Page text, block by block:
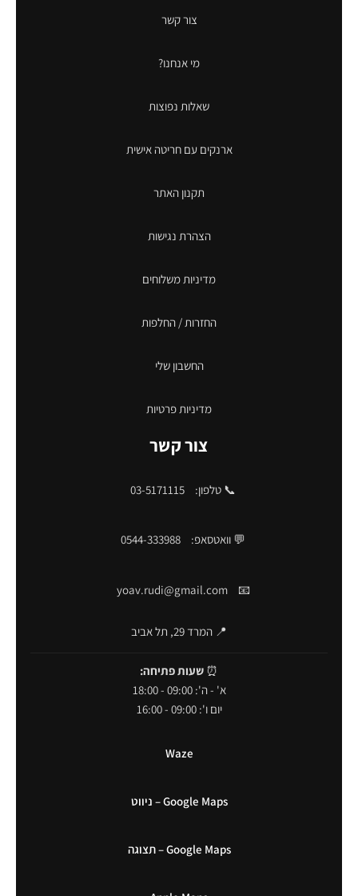
צור קשר
מי אנחנו?
שאלות נפוצות
ארנקים עם חריטה אישית
תקנון האתר
הצהרת נגישות
מדיניות משלוחים
החזרות / החלפות
החשבון שלי
מדיניות פרטיות
צור קשר
📞 טלפון: 03-5171115
💬 וואטסאפ: 0544-333988
📧
yoav.rudi@gmail.com
📍 המרד 29, תל אביב
⏰ שעות פתיחה:
א' - ה': 09:00 - 18:00
יום ו': 09:00 - 16:00
Waze
Google Maps – ניווט
Google Maps – תצוגה